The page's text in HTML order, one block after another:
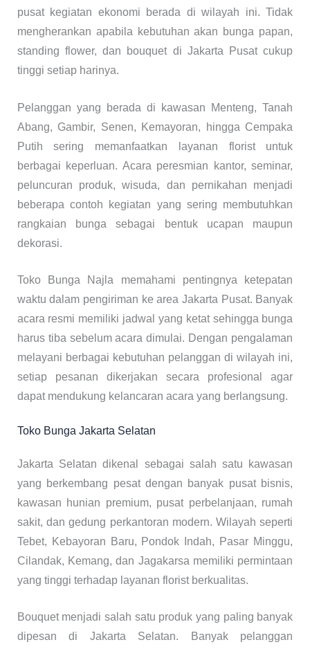
pusat kegiatan ekonomi berada di wilayah ini. Tidak
mengherankan apabila kebutuhan akan bunga papan,
standing flower, dan bouquet di Jakarta Pusat cukup
tinggi setiap harinya.
Pelanggan yang berada di kawasan Menteng, Tanah
Abang, Gambir, Senen, Kemayoran, hingga Cempaka
Putih sering memanfaatkan layanan florist untuk
berbagai keperluan. Acara peresmian kantor, seminar,
peluncuran produk, wisuda, dan pernikahan menjadi
beberapa contoh kegiatan yang sering membutuhkan
rangkaian bunga sebagai bentuk ucapan maupun
dekorasi.
Toko Bunga Najla memahami pentingnya ketepatan
waktu dalam pengiriman ke area Jakarta Pusat. Banyak
acara resmi memiliki jadwal yang ketat sehingga bunga
harus tiba sebelum acara dimulai. Dengan pengalaman
melayani berbagai kebutuhan pelanggan di wilayah ini,
setiap pesanan dikerjakan secara profesional agar
dapat mendukung kelancaran acara yang berlangsung.
Toko Bunga Jakarta Selatan
Jakarta Selatan dikenal sebagai salah satu kawasan
yang berkembang pesat dengan banyak pusat bisnis,
kawasan hunian premium, pusat perbelanjaan, rumah
sakit, dan gedung perkantoran modern. Wilayah seperti
Tebet, Kebayoran Baru, Pondok Indah, Pasar Minggu,
Cilandak, Kemang, dan Jagakarsa memiliki permintaan
yang tinggi terhadap layanan florist berkualitas.
Bouquet menjadi salah satu produk yang paling banyak
dipesan di Jakarta Selatan. Banyak pelanggan